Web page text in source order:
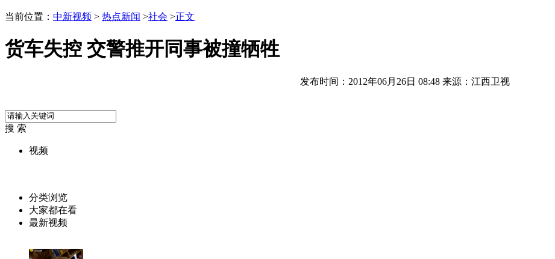
当前位置： 中新视频 > 热点新闻 >社会 >正文
货车失控 交警推开同事被撞牺牲
发布时间：2012年06月26日 08:48 来源：江西卫视
搜 索
视频
分类浏览
大家都在看
最新视频